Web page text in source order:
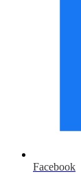
Facebook